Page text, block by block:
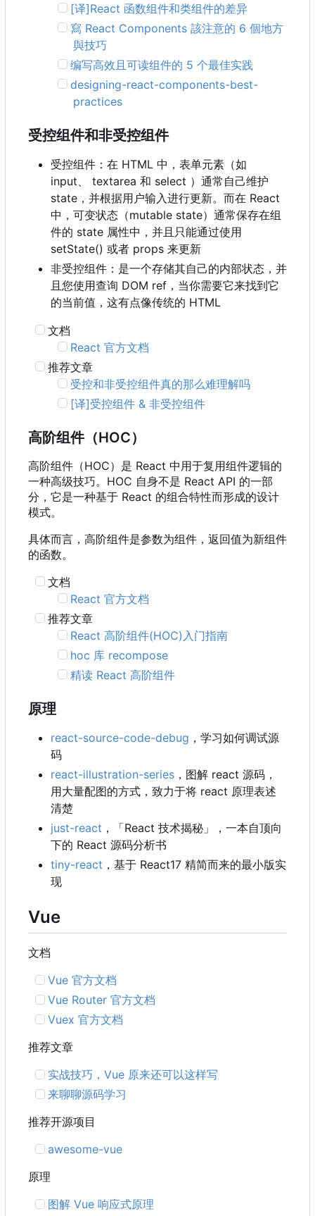
[译]React 函数组件和类组件的差异
寫 React Components 該注意的 6 個地方
與技巧
编写高效且可读组件的 5 个最佳实践
designing-react-components-best-
practices
受控组件和非受控组件
受控组件：在 HTML 中，表单元素（如
input、 textarea 和 select ）通常自己维护
state ， 并根据用户输入进行更新。而在 React
中 ， 可变状态 （mutable state） 通常保存在组
件的 state 属性中，并且只能通过使用
setState() 或者 props 来更新
非受控组件：是一个存储其自己的内部状态，并
且您使用查询 DOM ref ， 当你需要它来找到它
的当前值 ， 这有点像传统的 HTML
文档
React 官方文档
推荐文章
受控和非受控组件真的那么难理解吗
[译]受控组件 & 非受控组件
高阶组件（HOC）
高阶组件 （HOC） 是 React 中用于复用组件逻辑的
一种高级技巧。HOC 自身不是 React API 的一部
分，它是一种基于 React 的组合特性而形成的设计
模式。
具体而言，高阶组件是参数为组件，返回值为新组件
的函数。
文档
React 官方文档
推荐文章
React 高阶组件(HOC)入门指南
hoc 库 recompose
精读 React 高阶组件
原理
react-source-code-debug ，学习如何调试源
码
react-illustration-series ，图解 react 源码，
用大量配图的方式，致力于将 react 原理表述
清楚
just-react ，
「React 技术揭秘」，一本自顶向
下的 React 源码分析书
tiny-react ，基于 React17 精简而来的最小版实
现
Vue
文档
Vue 官方文档
Vue Router 官方文档
Vuex 官方文档
推荐文章
实战技巧 ，Vue 原来还可以这样写
来聊聊源码学习
推荐开源项目
awesome-vue
原理
图解 Vue 响应式原理